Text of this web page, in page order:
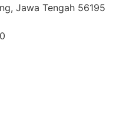
Jawa Tengah 56195